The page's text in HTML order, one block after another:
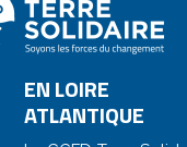
EN LOIRE
ATLANTIQUE